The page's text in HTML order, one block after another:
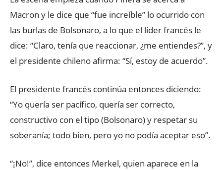
Macron y le dice que “fue increíble” lo ocurrido con
las burlas de Bolsonaro, a lo que el líder francés le
dice: “Claro, tenía que reaccionar, ¿me entiendes?”, y
el presidente chileno afirma: “Sí, estoy de acuerdo”.
El presidente francés continúa entonces diciendo:
“Yo quería ser pacífico, quería ser correcto,
constructivo con el tipo (Bolsonaro) y respetar su
soberanía; todo bien, pero yo no podía aceptar eso”.
“¡No!”, dice entonces Merkel, quien aparece en la